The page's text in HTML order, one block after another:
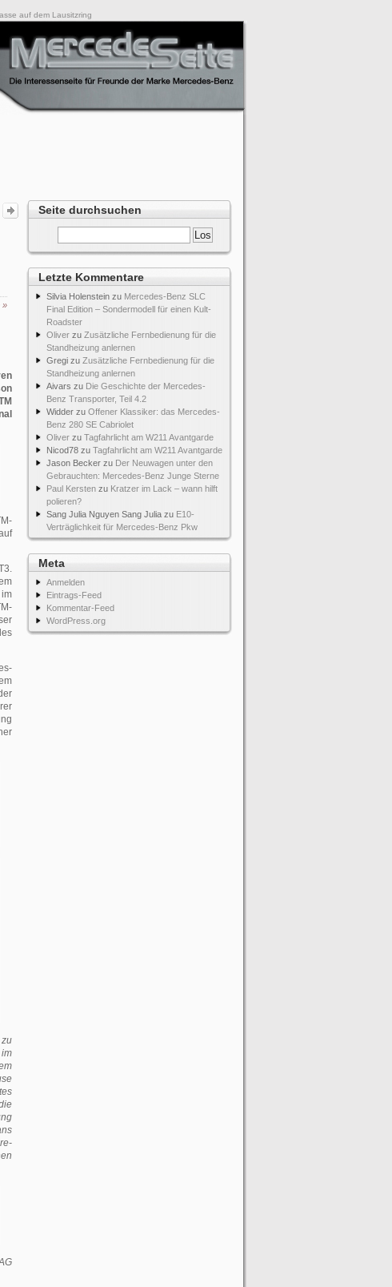
auf dem Lausitzring
Seite durchsuchen
Letzte Kommentare
Silvia Holenstein zu Mercedes-Benz SLC
Final Edition – Sondermodell für einen Kult-
Roadster
Oliver zu Zusätzliche Fernbedienung für die
Standheizung anlernen
Gregi zu Zusätzliche Fernbedienung für die
Standheizung anlernen
Aivars zu Die Geschichte der Mercedes-
Benz Transporter, Teil 4.2
Widder zu Offener Klassiker: das Mercedes-
Benz 280 SE Cabriolet
Oliver zu Tagfahrlicht am W211 Avantgarde
Nicod78 zu Tagfahrlicht am W211 Avantgarde
Jason Becker zu Der Neuwagen unter den
Gebrauchten: Mercedes-Benz Junge Sterne
Paul Kersten zu Kratzer im Lack – wann hilft
polieren?
Sang Julia Nguyen Sang Julia zu E10-
Verträglichkeit für Mercedes-Benz Pkw
Meta
Anmelden
Eintrags-Feed
Kommentar-Feed
WordPress.org
»